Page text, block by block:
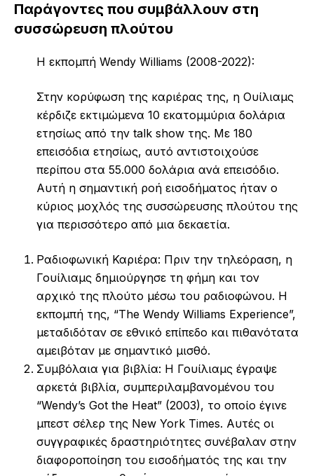
Παράγοντες που συμβάλλουν στη
συσσώρευση πλούτου
Η εκπομπή Wendy Williams (2008-2022):
Στην κορύφωση της καριέρας της, η Ουίλιαμς
κέρδιζε εκτιμώμενα 10 εκατομμύρια δολάρια
ετησίως από την talk show της. Με 180
επεισόδια ετησίως, αυτό αντιστοιχούσε
περίπου στα 55.000 δολάρια ανά επεισόδιο.
Αυτή η σημαντική ροή εισοδήματος ήταν ο
κύριος μοχλός της συσσώρευσης πλούτου της
για περισσότερο από μια δεκαετία.
Ραδιοφωνική Καριέρα: Πριν την τηλεόραση, η
Γουίλιαμς δημιούργησε τη φήμη και τον
αρχικό της πλούτο μέσω του ραδιοφώνου. Η
εκπομπή της, “The Wendy Williams Experience”,
μεταδιδόταν σε εθνικό επίπεδο και πιθανότατα
αμειβόταν με σημαντικό μισθό.
Συμβόλαια για βιβλία: Η Γουίλιαμς έγραψε
αρκετά βιβλία, συμπεριλαμβανομένου του
“Wendy’s Got the Heat” (2003), το οποίο έγινε
μπεστ σέλερ της New York Times. Αυτές οι
συγγραφικές δραστηριότητες συνέβαλαν στην
διαφοροποίηση του εισοδήματός της και την